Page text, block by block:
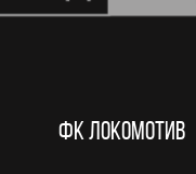
ФК ЛОКОМОТИВ